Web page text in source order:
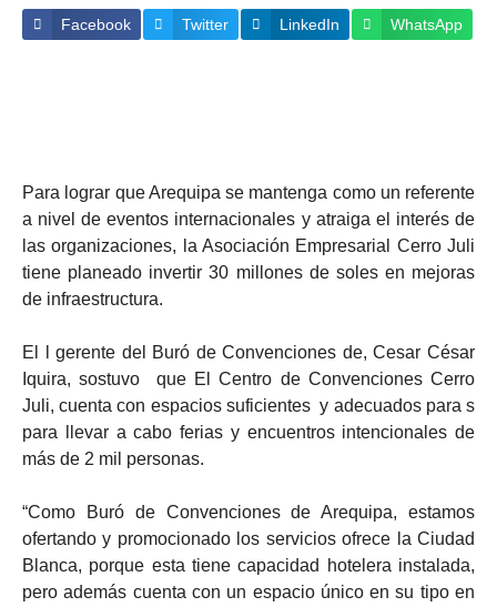
Facebook Twitter LinkedIn WhatsApp
Para lograr que Arequipa se mantenga como un referente
a nivel de eventos internacionales y atraiga el interés de
las organizaciones, la Asociación Empresarial Cerro Juli
tiene planeado invertir 30 millones de soles en mejoras
de infraestructura.
El l gerente del Buró de Convenciones de, Cesar César
Iquira, sostuvo que El Centro de Convenciones Cerro
Juli, cuenta con espacios suficientes y adecuados para s
para llevar a cabo ferias y encuentros intencionales de
más de 2 mil personas.
“Como Buró de Convenciones de Arequipa, estamos
ofertando y promocionado los servicios ofrece la Ciudad
Blanca, porque esta tiene capacidad hotelera instalada,
pero además cuenta con un espacio único en su tipo en